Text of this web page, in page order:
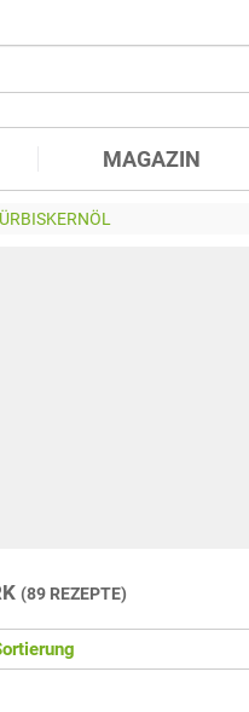
MAGAZIN
(89 REZEPTE)